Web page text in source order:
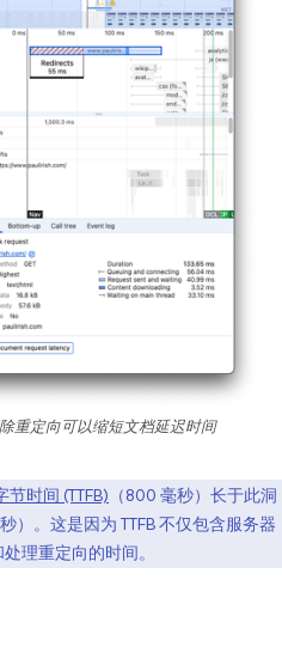
重定向可以缩短文档延迟时间
时间 (TTFB) （800 毫秒）长于此洞
）。这是因为 TTFB 不仅包含服务器
理重定向的时间。